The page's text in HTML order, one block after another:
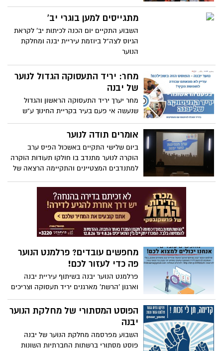
שהתעניינו במשרות השונות שהוצעו.
מתגייסים למען בוגרי יב'
השבוע התקיים יום הכנה לכיתות יב' לקראת
הגיוס לצה"ל ביוזמת עיריית יבנה ומחלקת
הנוער
מחר: יריד התעסוקה הגדול לנוער
של יבנה
מחר יערך יריד התעסוקה הראשון והגדול
שנעשה אי פעם בעיר בקריית החינוך ע"ש
'גינסבורג', לבני הנוער של העיר שרוצים
למצוא עבודה. היריד מתקיים ביוזמת
אומרים תודה לנוער
ביום שלישי התקיים באשכול הפיס ערב
הוקרה לנוער מתנדב בו חולקו תעודות הוקרה
למתנדבים המצטיינים והתקיימה הרצאה של
2011.
מחפשים עובדים? פרלמנט הנוער
פה כדי לעזור לכם!
פרלמנט הנוער יבנה בשיתוף עיריית יבנה
וארגון 'הרשת' מארגנים יריד תעסוקה וצריכים
אתכם, בעלי העסקים הקטנים בעיר, במציאת
משרות לבני נוער לחופש הגדול.
הפוסט המסתורי של מחלקת הנוער
יבנה
השבוע מפרסמה מחלקת הנוער של יבנה
פוסט מסתורי ברשתות החברתיות השונות